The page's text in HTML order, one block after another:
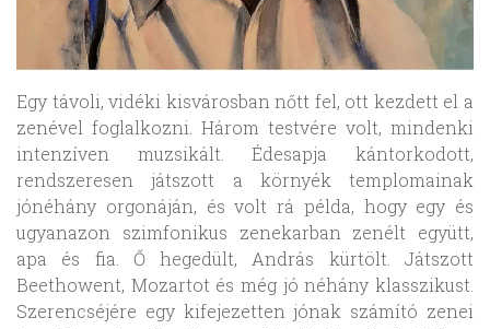
Egy távoli, vidéki kisvárosban nőtt fel, ott kezdett el a
zenével foglalkozni. Három testvére volt, mindenki
intenzíven muzsikált. Édesapja kántorkodott,
rendszeresen játszott a környék templomainak
jónéhány orgonáján, és volt rá példa, hogy egy és
ugyanazon szimfonikus zenekarban zenélt együtt,
apa és fia. Ő hegedült, András kürtölt. Játszott
Beethowent, Mozartot és még jó néhány klasszikust.
Szerencséjére egy kifejezetten jónak számító zenei